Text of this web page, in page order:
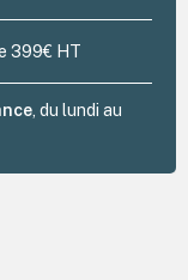
399€ HT
, du lundi au